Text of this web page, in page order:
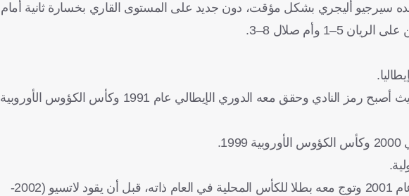
سيرجيو أليجري بشكل مؤقت، دون جديد على المستوى القاري بخسارة ثانية أمام
وبدأ مسيرته كلاعب في بولونيا ثم لمع بشدة مع سامبدوريا، حيث أصبح رمز النادي وحقق معه الدوري الإيطالي عام 1991 وكأس الكؤوس الأوروبية
ويملك مانشيني مسيرة حافلة كمدرب، واستهلها مع فيورنتينا عام 2001 وتوج معه بطلا للكأس المحلية في العام ذاته، قبل أن يقود لاتسيو (2002-